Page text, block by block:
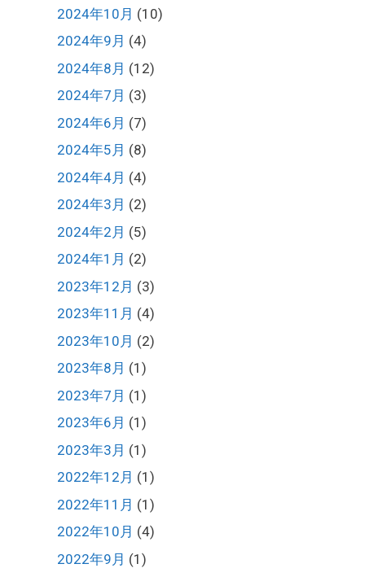
2024年10月 (10)
2024年9月 (4)
2024年8月 (12)
2024年7月 (3)
2024年6月 (7)
2024年5月 (8)
2024年4月 (4)
2024年3月 (2)
2024年2月 (5)
2024年1月 (2)
2023年12月 (3)
2023年11月 (4)
2023年10月 (2)
2023年8月 (1)
2023年7月 (1)
2023年6月 (1)
2023年3月 (1)
2022年12月 (1)
2022年11月 (1)
2022年10月 (4)
2022年9月 (1)